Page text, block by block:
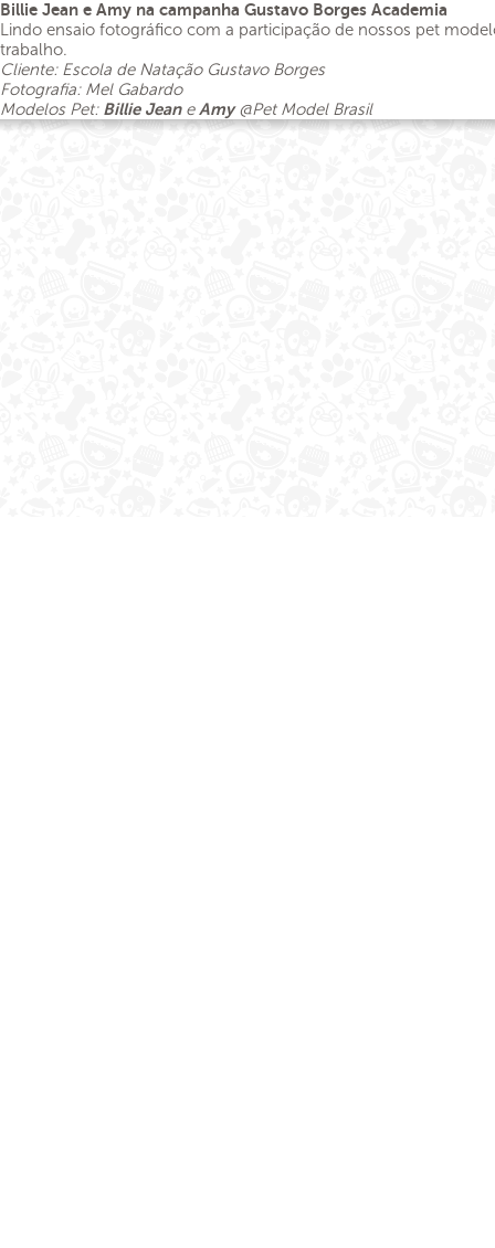
Billie Jean e Amy na campanha Gustavo Borges Academia
Lindo ensaio fotográfico com a participação de nossos pet
trabalho.
Cliente: Escola de Natação Gustavo Borges
Fotografia: Mel Gabardo
Modelos Pet: Billie Jeane Amy@Pet Model Brasil